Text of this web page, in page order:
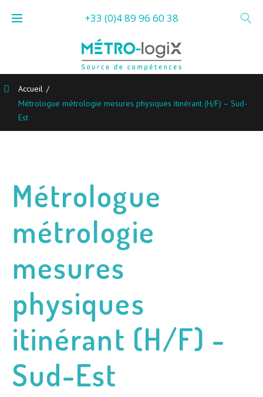
+33 (0)4 89 96 60 38
Accueil /
Métrologue métrologie mesures physiques itinérant (H/F) – Sud-
Est
Métrologue
métrologie
mesures
physiques
itinérant (H/F) -
Sud-Est